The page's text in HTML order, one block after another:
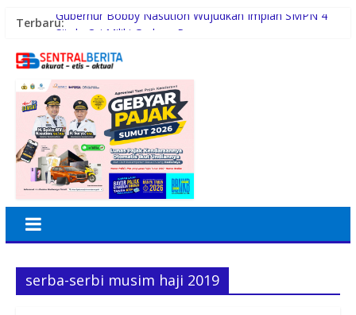
Terbaru:Gubernur Bobby Nasution Wujudkan Impian SMPN 4
Duta Genre Harus Jadi Penggerak Remaja, Rico Waas:
Sutarto Minta Banteng Sumut Merah FC Harumkan
Nama Sumut di Ajang Soekarno Cup 2026
Persiapan HUT RI ke-81, Anggota Paskibra Kecamatan
Idi Tunong Mulai Gelar Latihan Intensif
Satres PPAPPO Polres Karo Ringkus Pemuda
serba-serbi musim haji 2019